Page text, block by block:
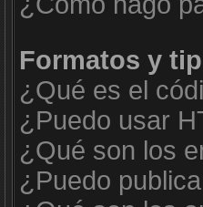
Formatos y
¿Qué es el
¿Puedo usar
¿Qué son los
¿Puedo